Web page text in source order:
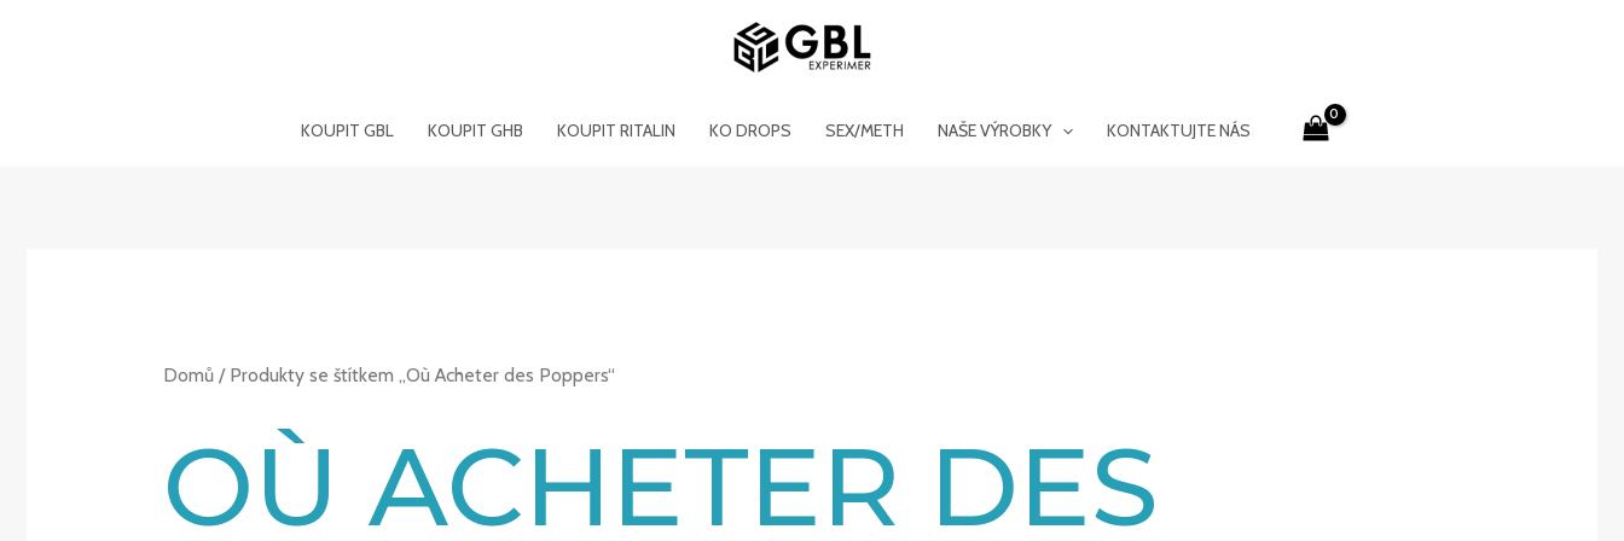
KOUPIT GBL KOUPIT GHB KOUPIT RITALIN KO DROPS SEX/METH NAŠE VÝROBKY KONTAKTUJTE NÁS
Domů / Produkty se štítkem „Où Acheter des Poppers“
OÙ ACHETER DES